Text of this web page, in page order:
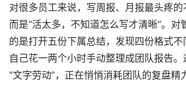
对很多员工来说，写周报、月报最头疼的
而是“活太多，不知道怎么写才清晰”。对
的是打开五份下属总结，发现四份格式
自己花一两个小时手动整理成团队报告
“文字劳动”，正在悄悄消耗团队的复盘精